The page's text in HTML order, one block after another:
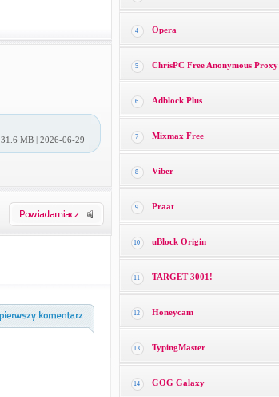
31.6 MB | 2026-06-29
4 Opera
5 ChrisPC Free Anonymous Proxy
6 Adblock Plus
7 Mixmax Free
8 Viber
9 Praat
10 uBlock Origin
11 TARGET 3001!
12 Honeycam
13 TypingMaster
14 GOG Galaxy